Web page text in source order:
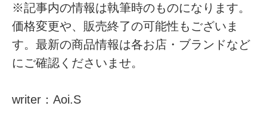
※記事内の情報は執筆時のものになります。
価格変更や、販売終了の可能性もございま
す。最新の商品情報は各お店・ブランドなど
にご確認くださいませ。
writer：Aoi.S